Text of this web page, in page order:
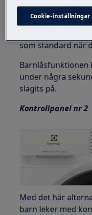
som standard när
Barnlåsfunktionen
under några
slagits på.
Kontrollpanel nr 2
Med det här
barn leker med
Cookie-inställningar